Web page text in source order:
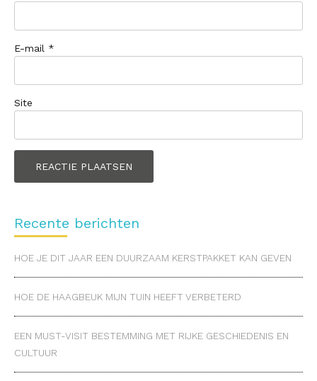
E-mail *
Site
Recente berichten
HOE JE DIT JAAR EEN DUURZAAM KERSTPAKKET KAN GEVEN
HOE DE HAAGBEUK MIJN TUIN HEEFT VERBETERD
EEN MUST-VISIT BESTEMMING MET RIJKE GESCHIEDENIS EN
CULTUUR